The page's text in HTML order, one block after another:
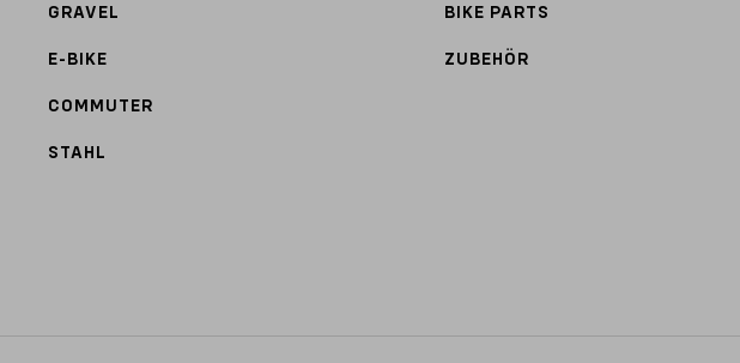
GRAVEL
E-BIKE
COMMUTER
STAHL
BIKE PARTS
ZUBEHÖR